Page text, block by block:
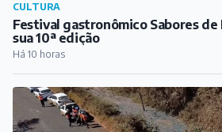
CULTURA
Festival gastronômico Sabores
sua 10ª edição
Há 10 horas